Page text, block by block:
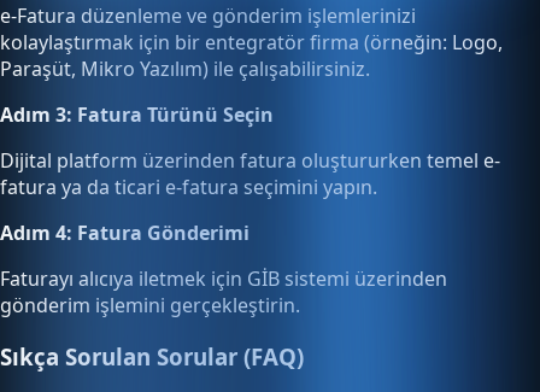
e-Fatura düzenleme ve gönderim işlemlerinizi
kolaylaştırmak için bir entegratör firma (örneğin: Logo,
Paraşüt, Mikro Yazılım) ile çalışabilirsiniz.
Adım 3: Fatura Türünü Seçin
Dijital platform üzerinden fatura oluştururken temel e-
fatura ya da ticari e-fatura seçimini yapın.
Adım 4: Fatura Gönderimi
Faturayı alıcıya iletmek için GİB sistemi üzerinden
gönderim işlemini gerçekleştirin.
Sıkça Sorulan Sorular (FAQ)